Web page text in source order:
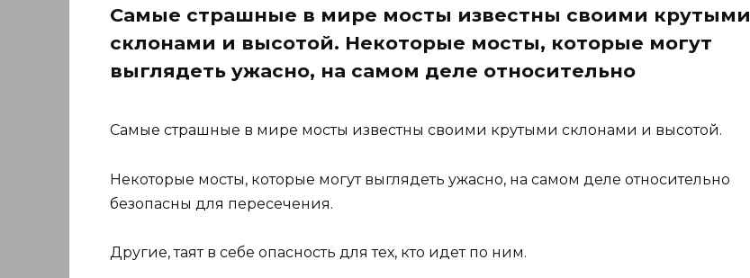
Самые страшные в мире мосты известны своими крутыми
склонами и высотой. Некоторые мосты, которые могут
выглядеть ужасно, на самом деле относительно
Самые страшные в мире мосты известны своими крутыми склонами и высотой.
Некоторые мосты, которые могут выглядеть ужасно, на самом деле относительно
безопасны для пересечения.
Другие, таят в себе опасность для тех, кто идет по ним.